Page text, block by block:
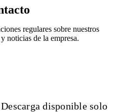
regulares sobre nuestros
noticias de la empresa.
Descarga disponible solo